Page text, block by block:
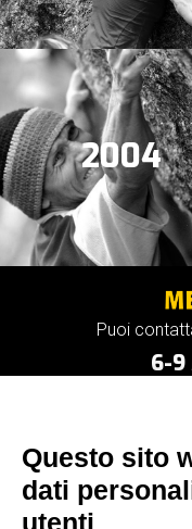
2004
Puoi
6-9
Questo sito
dati
utenti